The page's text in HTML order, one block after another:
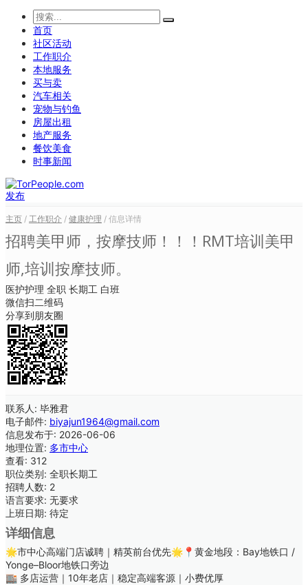
首页
社区活动
工作职介
本地服务
买与卖
汽车相关
宠物与钓鱼
房屋出租
地产服务
餐饮美食
时事新闻
发布
主页 / 工作职介 / 健康护理 / 信息详情
招聘美甲师，按摩技师！！！RMT培训美甲
师,培训按摩技师。
医护护理 全职 长期工 白班
微信扫二维码
分享到朋友圈
联系人: 毕雅君
电子邮件: biyajun1964@gmail.com
信息发布于: 2026-06-06
地理位置: 多市中心
查看: 312
职位类别: 全职长期工
招聘人数: 2
语言要求: 无要求
上班日期: 待定
详细信息
🌟市中心高端门店诚聘｜精英前台优先🌟📍黄金地段：Bay地铁口 /
Yonge–Bloor地铁口旁边
🏬 多店运营｜10年老店｜稳定高端客源｜小费优厚